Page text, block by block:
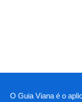
O Guia Viana é o